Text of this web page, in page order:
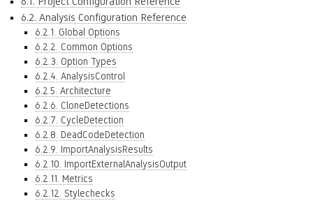
6.2. Analysis Configuration Reference
6.2.1. Global Options
6.2.2. Common Options
6.2.3. Option Types
6.2.4. AnalysisControl
6.2.5. Architecture
6.2.6. CloneDetections
6.2.7. CycleDetection
6.2.8. DeadCodeDetection
6.2.9. ImportAnalysisResults
6.2.10. ImportExternalAnalysisOutput
6.2.11. Metrics
6.2.12. Stylechecks